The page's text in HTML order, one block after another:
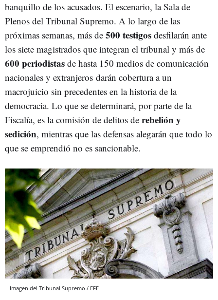
banquillo de los acusados. El escenario, la Sala de
Plenos del Tribunal Supremo. A lo largo de las
próximas semanas, más de 500 testigos desfilarán ante
los siete magistrados que integran el tribunal y más de
600 periodistas de hasta 150 medios de comunicación
nacionales y extranjeros darán cobertura a un
macrojuicio sin precedentes en la historia de la
democracia. Lo que se determinará, por parte de la
Fiscalía, es la comisión de delitos de rebelión y
sedición, mientras que las defensas alegarán que todo lo
que se emprendió no es sancionable.
Imagen del Tribunal Supremo / EFE